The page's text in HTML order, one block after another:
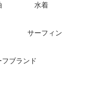
水着
サーフィン
フブランド